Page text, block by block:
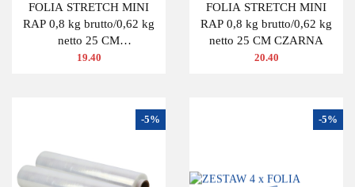
FOLIA STRETCH MINI
RAP 0,8 kg brutto/0,62 kg
netto 25 CM
TRANSPARENTNA
19.40
FOLIA STRETCH MINI
RAP 0,8 kg brutto/0,62 kg
netto 25 CM CZARNA
20.40
-5% -5%